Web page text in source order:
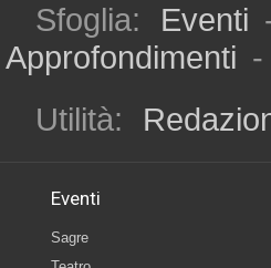
Sfoglia: Eventi
Approfondimenti -
Utilità:
Eventi
Sagre